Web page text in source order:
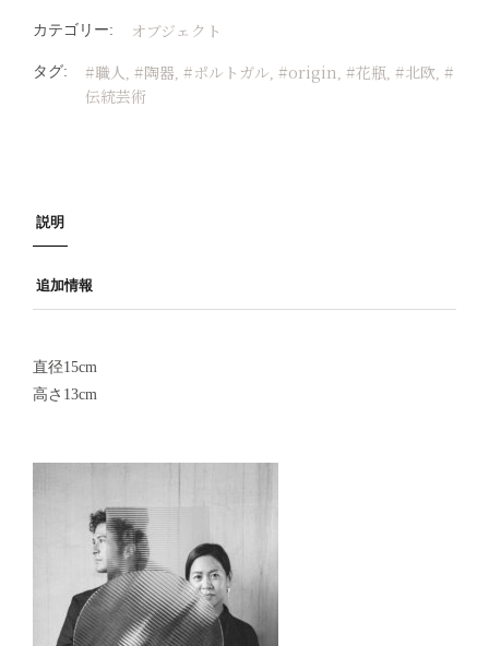
カテゴリー: オブジェクト
タグ: #職人 #陶器 #ポルトガル #origin #花瓶 #北欧 #
伝統芸術
説明
追加情報
直径15cm
高さ13cm